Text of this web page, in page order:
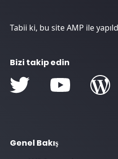
Tabii ki, bu site AMP ile
Bizi takip edin
Genel Bakış